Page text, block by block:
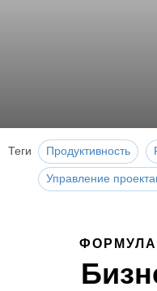
Теги Продуктивность
Управление